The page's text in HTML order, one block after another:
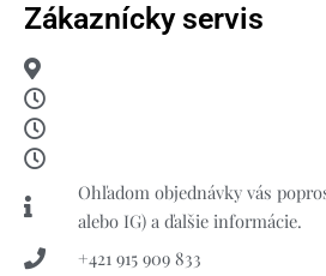
Zákaznícky servis
Ohľadom objednávky vás
alebo IG) a ďalšie informácie.
+421 915 909 833